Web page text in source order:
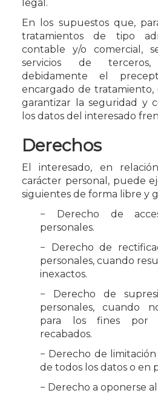
legal.
En los supuestos que,
tratamientos de tipo
contable y/o comercial,
servicios de
debidamente el
encargado de
garantizar la seguridad y
los datos del interesado
Derechos
El interesado, en
carácter personal, puede
siguientes de forma libre y
− Derecho de
personales.
− Derecho de
personales, cuando
inexactos.
− Derecho de
personales, cuando
para los fines por
recabados.
− Derecho de
de todos los datos o en
− Derecho a oponerse